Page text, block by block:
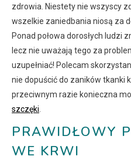
zdrowia. Niestety nie wszyscy
wszelkie zaniedbania niosą za
Ponad połowa dorosłych ludzi
lecz nie uważają tego za
uzupełniać! Polecam
nie dopuścić do zaników tkanki
przeciwnym razie konieczna
szczęki
PRAWIDŁOWY
WE KRWI